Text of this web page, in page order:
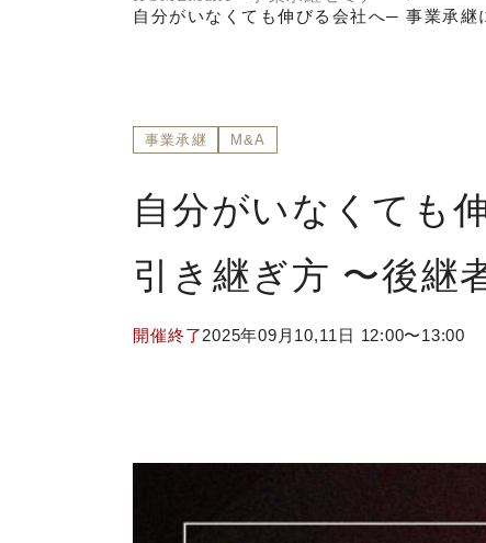
自分がいなくても伸びる会社へ─ 事業承
事業承継 M&A
自分がいなくても
引き継ぎ方 〜後継
開催終了2025年09月10,11日 12:00〜13:00